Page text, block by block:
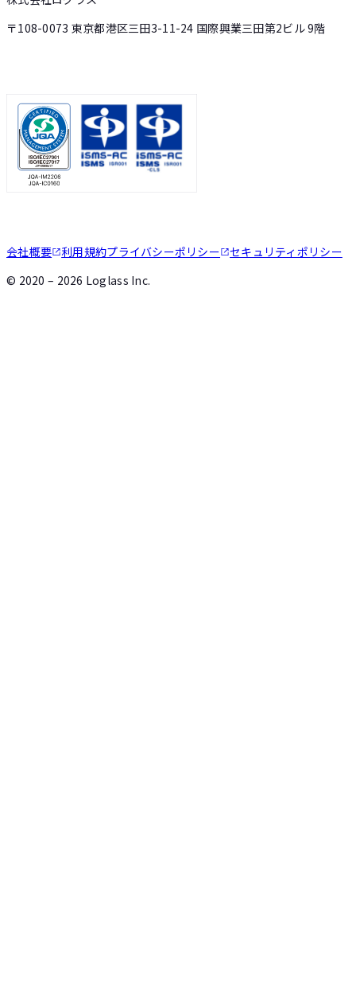
〒108-0073 東京都港区三田3-11-24 国際興業三田第2ビル 9階
会社概要 利用規約プライバシーポリシー
セキュリティポリシー
© 2020 – 2026 Loglass Inc.